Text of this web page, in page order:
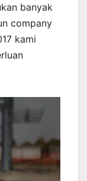
banyak
company
kami